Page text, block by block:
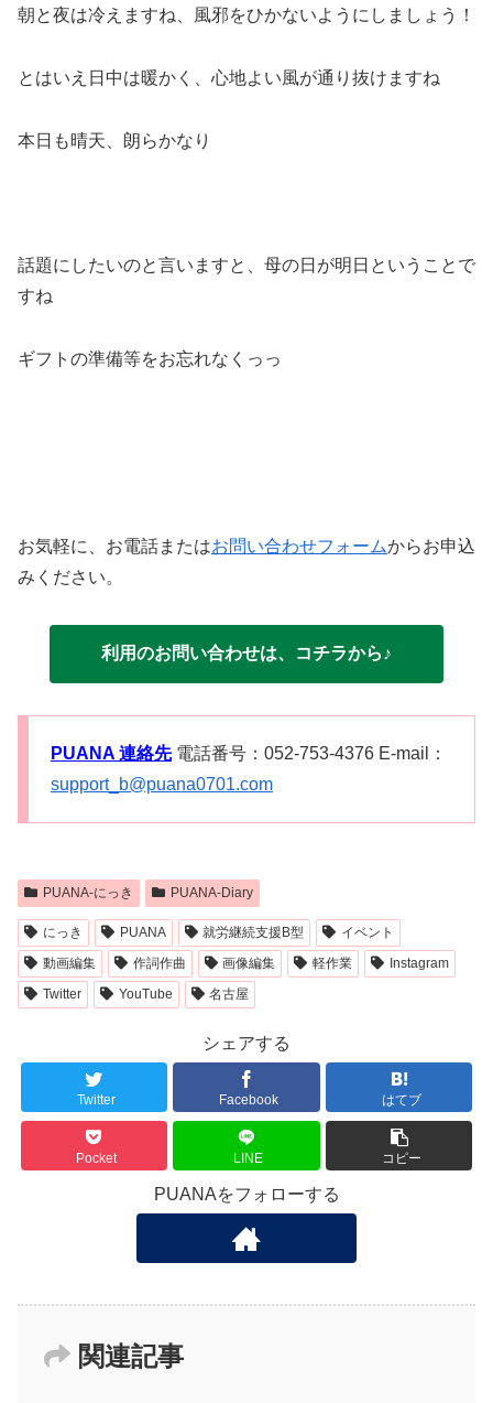
朝と夜は冷えますね、風邪をひかないようにしましょう！
とはいえ日中は暖かく、心地よい風が通り抜けますね
本日も晴天、朗らかなり
話題にしたいのと言いますと、母の日が明日ということで
すね
ギフトの準備等をお忘れなくっっ
お気軽に、お電話またはお問い合わせフォームからお申込
みください。
利用のお問い合わせは、コチラから♪
PUANA 連絡先電話番号：052-753-4376 E-mail：
support_b@puana0701.com
PUANA-にっき PUANA-Diary
にっき PUANA 就労継続支援B型
イベント
動画編集
作詞作曲 画像編集 軽作業
Instagram
Twitter
YouTube 名古屋
シェアする
Twitter Facebook はてブ
Pocket LINE コピー
PUANAをフォローする
関連記事